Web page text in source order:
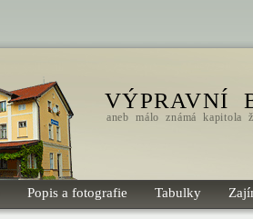
VÝPRAVNÍ
aneb málo známá kapitola
Popis a fotografie Tabulky